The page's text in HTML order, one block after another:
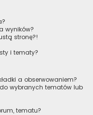
wyników?
stronę?!
i tematy?
a obserwowaniem?
wybranych tematów lub
tematu?